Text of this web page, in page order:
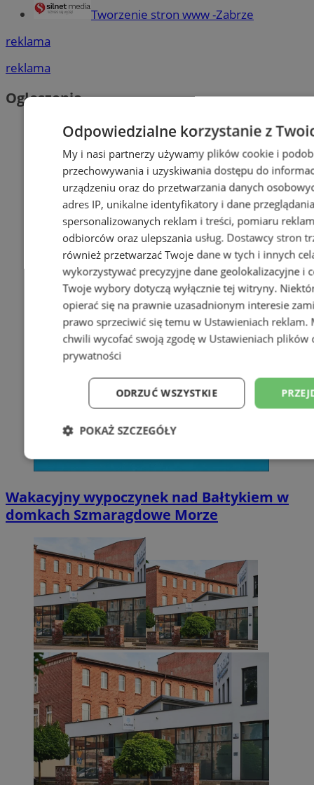
Tworzenie stron www -Zabrze
reklama
reklama
Ogłoszenia
Wakacyjny wypoczynek nad Bałtykiem w
domkach Szmaragdowe Morze
Odpowiedzialne korzystanie z
My i nasi partnerzy używamy plików cookie i
przechowywania i uzyskiwania dostępu do
urządzeniu oraz do przetwarzania danych
adres IP, unikalne identyfikatory i dane
spersonalizowanych reklam i treści, pomiaru
odbiorców oraz ulepszania usług. Dostawcy stron
również przetwarzać Twoje dane w tych i innych
wykorzystywać precyzyjne dane geolokalizacyjne i
Twoje wybory dotyczą wyłącznie tej witryny.
opierać się na prawnie uzasadnionym interesie
prawo sprzeciwić się temu w Ustawieniach reklam.
chwili wycofać swoją zgodę w Ustawieniach plików
prywatności
ODRZUĆ WSZYSTKIE
POKAŻ SZCZEGÓŁY
Niezbędne Wydajność
Niesklasyfikowane
Niezbędne Wydajność Targetowanie
Niezbędne pliki cookie umożliwiają korzystanie z podstawowych
takich jak logowanie użytkownika i zarządzanie kontem. Bez
można prawidłowo korzystać ze strony internetowej.
Nazwa
Provider /
Domena
SessID
QeSessID zabrze.com.pl